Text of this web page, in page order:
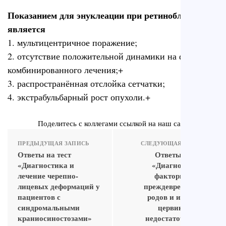
Показанием для энуклеации при ретинобластоме
является
1. мультицентричное поражение;
2. отсутствие положительной динамики на фоне
комбинированного лечения;+
3. распространённая отслойка сетчатки;
4. экстрабульбарный рост опухоли.+
Поделитесь с коллегами ссылкой на наш сайт
ПРЕДЫДУЩАЯ ЗАПИСЬ
Ответы на тест
«Диагностика и
лечение черепно-
лицевых деформаций у
пациентов с
синдромальными
краниосиностозами»
СЛЕДУЮЩАЯ ЗАПИСЬ
Ответы на тест
«Диагностика и
факторы риска
преждевременных
родов и истмико-
цервикальной
недостаточности»